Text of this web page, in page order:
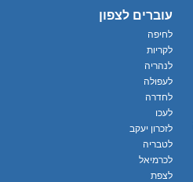
עוברים לצפון
לחיפה
לקריות
לנהריה
לעפולה
לחדרה
לעכו
לזכרון יעקב
לטבריה
לכרמיאל
לצפת